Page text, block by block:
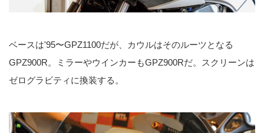
ベースは'95〜GPZ1100だが、カウルはそのルーツとなる
GPZ900R。ミラーやウインカーもGPZ900Rだ。スクリーンは
ゼログラビティに換装する。